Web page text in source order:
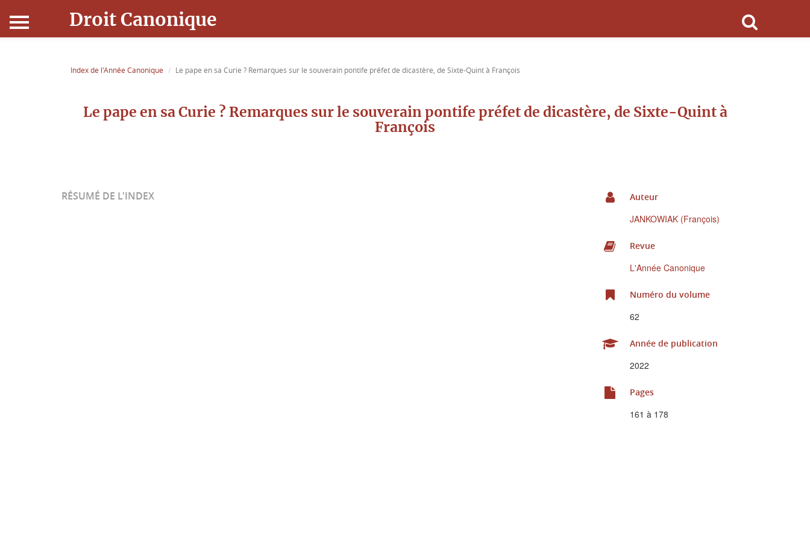
Droit Canonique
Index de l'Année Canonique Le pape en sa Curie ? Remarques sur le souverain pontife préfet de dicastère, de Sixte-Quint à François
Le pape en sa Curie ? Remarques sur le souverain pontife préfet de dicastère, de Sixte-Quint à
François
RÉSUMÉ DE L'INDEX Auteur
JANKOWIAK (François)
Revue
L'Année Canonique
Numéro du volume
62
Année de publication
2022
Pages
161 à 178